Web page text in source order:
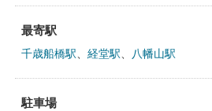
最寄駅
千歳船橋駅 経堂駅 八幡山駅
駐車場